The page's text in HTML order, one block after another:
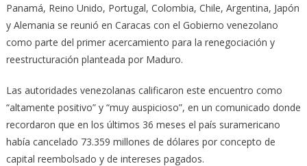
Panamá, Reino Unido, Portugal, Colombia, Chile, Argentina, Japón
y Alemania se reunió en Caracas con el Gobierno venezolano
como parte del primer acercamiento para la renegociación y
reestructuración planteada por Maduro.
Las autoridades venezolanas calificaron este encuentro como
“altamente positivo” y “muy auspicioso”, en un comunicado donde
recordaron que en los últimos 36 meses el país suramericano
había cancelado 73.359 millones de dólares por concepto de
capital reembolsado y de intereses pagados.